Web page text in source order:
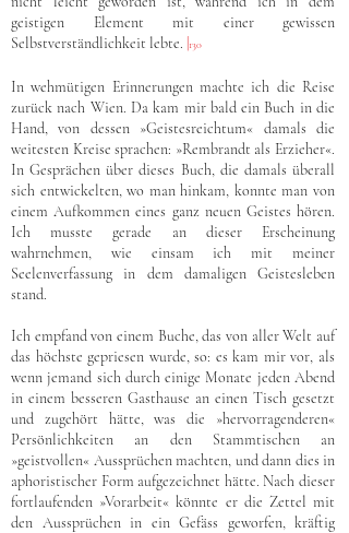
geistigen Element mit einer gewissen
Selbstverständlichkeit lebte. 130
In wehmütigen Erinnerungen machte ich die Reise
zurück nach Wien. Da kam mir bald ein Buch in die
Hand, von dessen »Geistesreichtum« damals die
weitesten Kreise sprachen: »Rembrandt als Erzieher«.
In Gesprächen über dieses Buch, die damals überall
sich entwickelten, wo man hinkam, konnte man von
einem Aufkommen eines ganz neuen Geistes hören.
Ich musste gerade an dieser Erscheinung
wahrnehmen, wie einsam ich mit meiner
Seelenverfassung in dem damaligen Geistesleben
stand.
Ich empfand von einem Buche, das von aller Welt auf
das höchste gepriesen wurde, so: es kam mir vor, als
wenn jemand sich durch einige Monate jeden Abend
in einem besseren Gasthause an einen Tisch gesetzt
und zugehört hätte, was die »hervorragenderen«
Persönlichkeiten an den Stammtischen an
»geistvollen« Aussprüchen machten, und dann dies in
aphoristischer Form aufgezeichnet hätte. Nach dieser
fortlaufenden »Vorarbeit« könnte er die Zettel mit
den Aussprüchen in ein Gefäss geworfen, kräftig